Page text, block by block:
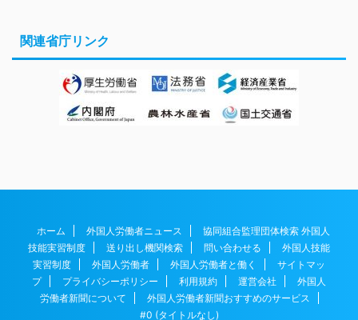
関連省庁リンク
ホーム 外国人労働者ニュース
協同組合監理団体検索 外国人
技能実習制度
送り出し機関検索 問い合わせる
外国人技能
実習制度
外国人労働者 外国人労働者と働く
サイトマッ
プ
プライバシーポリシー 利用規約 運営会社
外国人
労働者新聞について
外国人労働者新聞おすすめのサービス
#0 (タイトルなし)